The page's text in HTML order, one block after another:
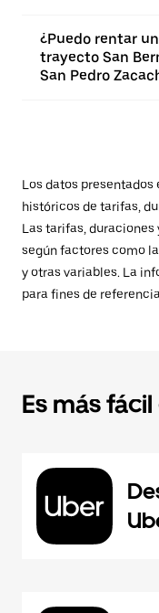
¿Puedo rentar
trayecto San
San Pedro
Los datos
históricos de tarifas,
Las tarifas,
según factores como
y otras variables. La
para fines de
Es más